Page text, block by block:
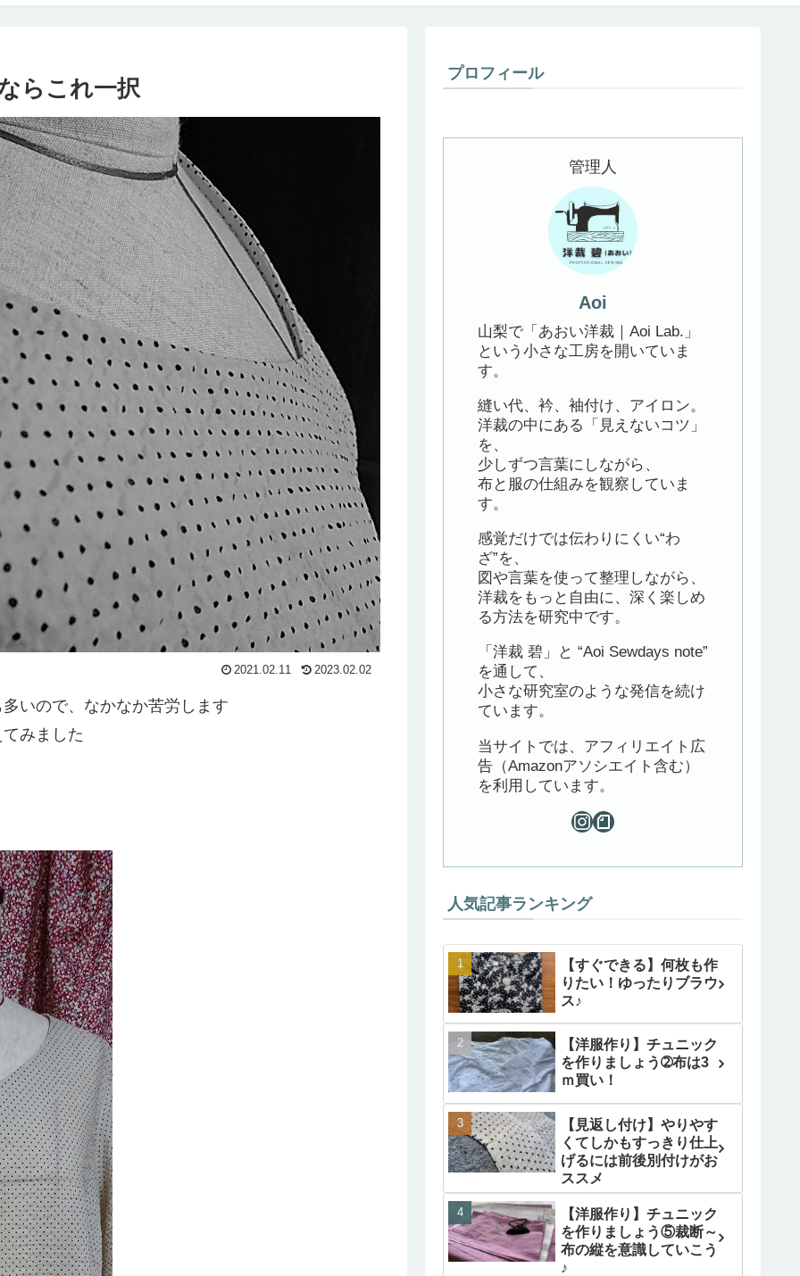
らこれ一択
2021.02.11 2023.02.02
いので、なかなか苦労します
みました
プロフィール
管理人
Aoi
山梨で「あおい洋裁｜Aoi Lab.」
という小さな工房を開いていま
す。
縫い代、衿、袖付け、アイロン。
洋裁の中にある「見えないコツ」
を、
少しずつ言葉にしながら、
布と服の仕組みを観察していま
す。
感覚だけでは伝わりにくい“わ
ざ”を、
図や言葉を使って整理しながら、
洋裁をもっと自由に、深く楽しめ
る方法を研究中です。
「洋裁 碧」と “Aoi Sewdays note”
を通して、
小さな研究室のような発信を続け
ています。
当サイトでは、アフィリエイト広
告（Amazonアソシエイト含む）
を利用しています。
人気記事ランキング
【すぐできる】何枚も作
りたい！ゆったりブラウ
ス♪
【洋服作り】チュニック
を作りましょう➁布は3
ｍ買い！
【見返し付け】やりやす
くてしかもすっきり仕上
げるには前後別付けがお
ススメ
【洋服作り】チュニック
を作りましょう⑤裁断～
布の縦を意識していこう
♪